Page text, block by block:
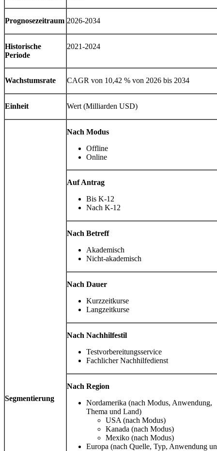
Prognosezeitraum 2026-2034
Historische
Periode
2021-2024
Wachstumsrate CAGR von 10,42 % von 2026 bis 2034
Einheit Wert (Milliarden USD)
Segmentierung
Nach Modus
Offline
Online
Auf Antrag
Bis K-12
Nach K-12
Nach Betreff
Akademisch
Nicht-akademisch
Nach Dauer
Kurzzeitkurse
Langzeitkurse
Nach Nachhilfestil
Testvorbereitungsservice
Fachlicher Nachhilfedienst
Nach Region
Nordamerika (nach Modus, Anwendung,
Thema und Land)
USA (nach Modus)
Kanada (nach Modus)
Mexiko (nach Modus)
Europa (nach Quelle, Typ, Anwendung